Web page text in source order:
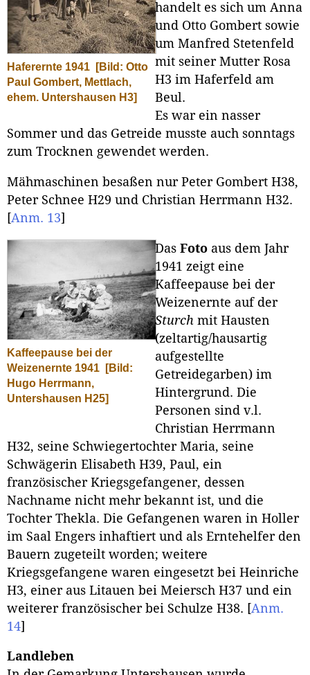
Haferernte 1941
[Bild: Otto
Paul Gombert, Mettlach,
ehem. Untershausen H3]
handelt es sich um Anna
und Otto Gombert sowie
um Manfred Stetenfeld
mit seiner Mutter Rosa
H3 im Haferfeld am
Beul.
Es war ein nasser
Sommer und das Getreide musste auch sonntags
zum Trocknen gewendet werden.
Mähmaschinen besaßen nur Peter Gombert H38,
Peter Schnee H29 und Christian Herrmann H32.
[Anm. 13]
Kaffeepause bei der
Weizenernte 1941
[Bild:
Hugo Herrmann,
Untershausen H25]
Das Foto aus dem Jahr
1941 zeigt eine
Kaffeepause bei der
Weizenernte auf der
Sturch mit Hausten
(zeltartig/hausartig
aufgestellte
Getreidegarben) im
Hintergrund. Die
Personen sind v.l.
Christian Herrmann
H32, seine Schwiegertochter Maria, seine
Schwägerin Elisabeth H39, Paul, ein
französischer Kriegsgefangener, dessen
Nachname nicht mehr bekannt ist, und die
Tochter Thekla. Die Gefangenen waren in Holler
im Saal Engers inhaftiert und als Erntehelfer den
Bauern zugeteilt worden; weitere
Kriegsgefangene waren eingesetzt bei Heinriche
H3, einer aus Litauen bei Meiersch H37 und ein
weiterer französischer bei Schulze H38. [Anm.
14]
Landleben